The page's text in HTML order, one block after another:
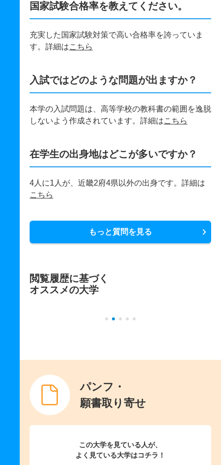
国家試験合格率を教えてください。
充実した国家試験対策で高い合格率を誇っていま
す。詳細はこちら
入試ではどのような問題が出ますか？
本学の入試問題は、高等学校の教科書の範囲を逸脱
しないよう作成されています。詳細はこちら
在学生の出身地はどこが多いですか？
4人に1人が、近畿2府4県以外の出身です。詳細は
こちら
もっと質問を見る
閲覧履歴に基づく
オススメの大学
パンフ・
願書取り寄せ
この大学を見ている人が、
よく見ている大学はコチラ！